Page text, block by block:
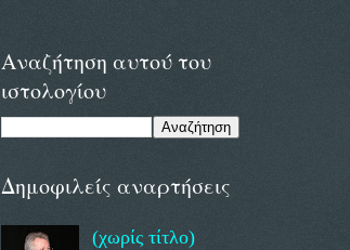
Αναζήτηση αυτού του
ιστολογίου
Δημοφιλείς αναρτήσεις
(χωρίς τίτλο)